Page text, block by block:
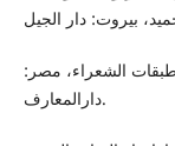
بن محمد (1385ق). طبقات الشعراء، مصر:
دارالمعارف.